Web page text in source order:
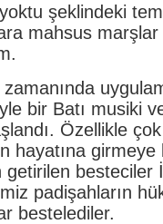
şeklindeki
mahsus
bir Batı musiki
Özellikle
hayatına girmeye
getirilen besteciler
padişahların
bestelediler.